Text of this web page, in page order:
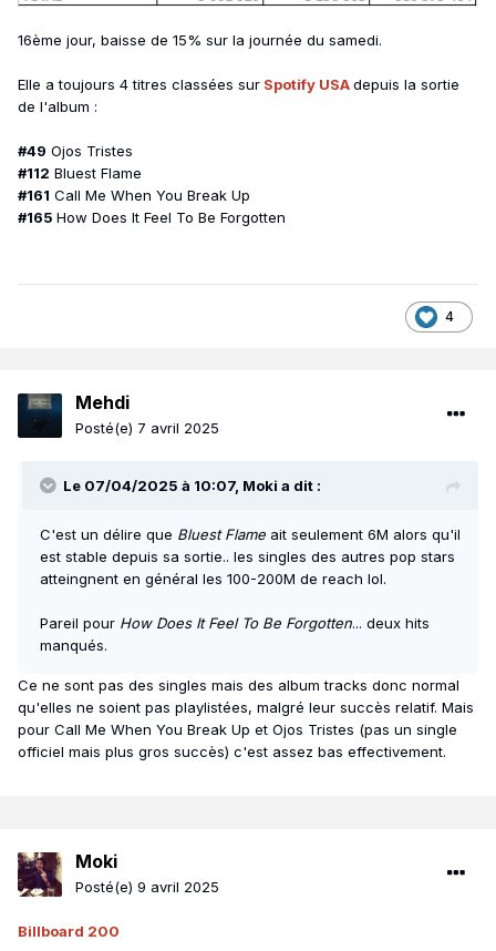
16ème jour, baisse de 15% sur la journée du samedi.
Elle a toujours 4 titres classées sur Spotify USAdepuis la sortie
de l'album :
#49 Ojos Tristes
#112 Bluest Flame
#161 Call Me When You Break Up
#165 How Does It Feel To Be Forgotten
4
Mehdi
Posté(e) 7 avril 2025
Le 07/04/2025 à 10:07, Moki a dit :
C'est un délire que Bluest Flame ait seulement 6M alors qu'il
est stable depuis sa sortie.. les singles des autres pop stars
atteingnent en général les 100-200M de reach lol.
Pareil pour How Does It Feel To Be Forgotten... deux hits
manqués.
Ce ne sont pas des singles mais des album tracks donc normal
qu'elles ne soient pas playlistées, malgré leur succès relatif. Mais
pour Call Me When You Break Up et Ojos Tristes (pas un single
officiel mais plus gros succès) c'est assez bas effectivement.
Moki
Posté(e) 9 avril 2025
Billboard 200